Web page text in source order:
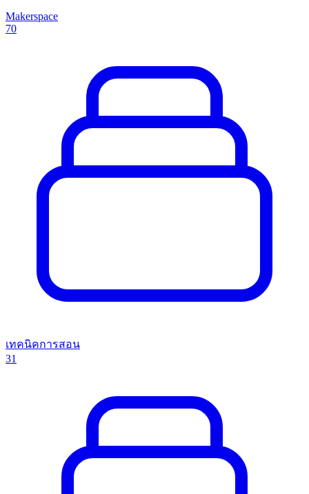
Makerspace
70
เทคนิคการสอน
31